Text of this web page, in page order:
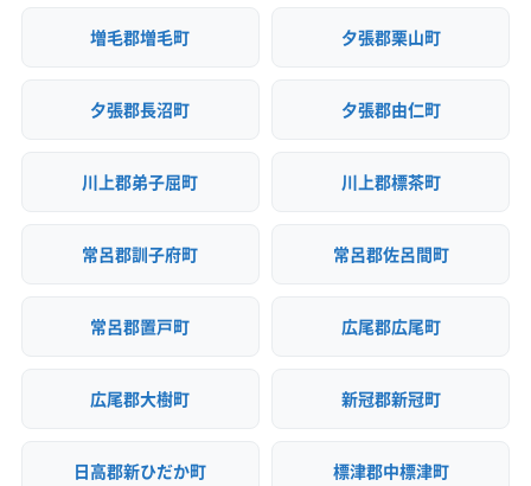
増毛郡増毛町 夕張郡栗山町
夕張郡長沼町 夕張郡由仁町
川上郡弟子屈町 川上郡標茶町
常呂郡訓子府町 常呂郡佐呂間町
常呂郡置戸町 広尾郡広尾町
広尾郡大樹町 新冠郡新冠町
日高郡新ひだか町 標津郡中標津町